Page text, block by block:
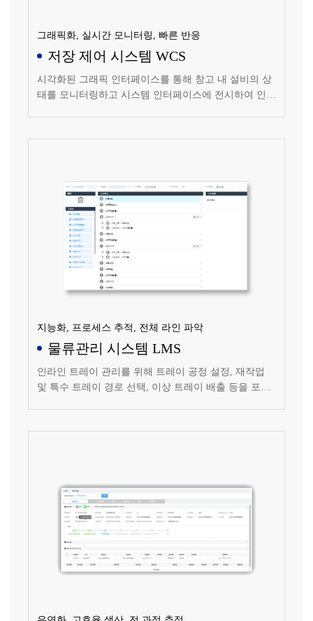
그래픽화, 실시간 모니터링, 빠른 반응
저장 제어 시스템 WCS
시각화된 그래픽 인터페이스를 통해 창고 내 설비의 상
태를 모니터링하고 시스템 인터페이스에 전시하여 인원
지능화, 프로세스 추적, 전체 라인 파악
물류관리 시스템 LMS
인라인 트레이 관리를 위해 트레이 공정 설정, 재작업
및 특수 트레이 경로 선택, 이상 트레이 배출 등을 포함